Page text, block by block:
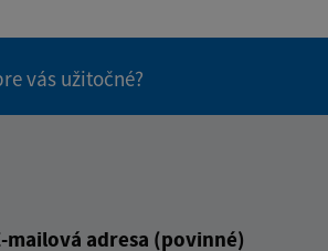
vás užitočné?
mailová adresa (povinné)